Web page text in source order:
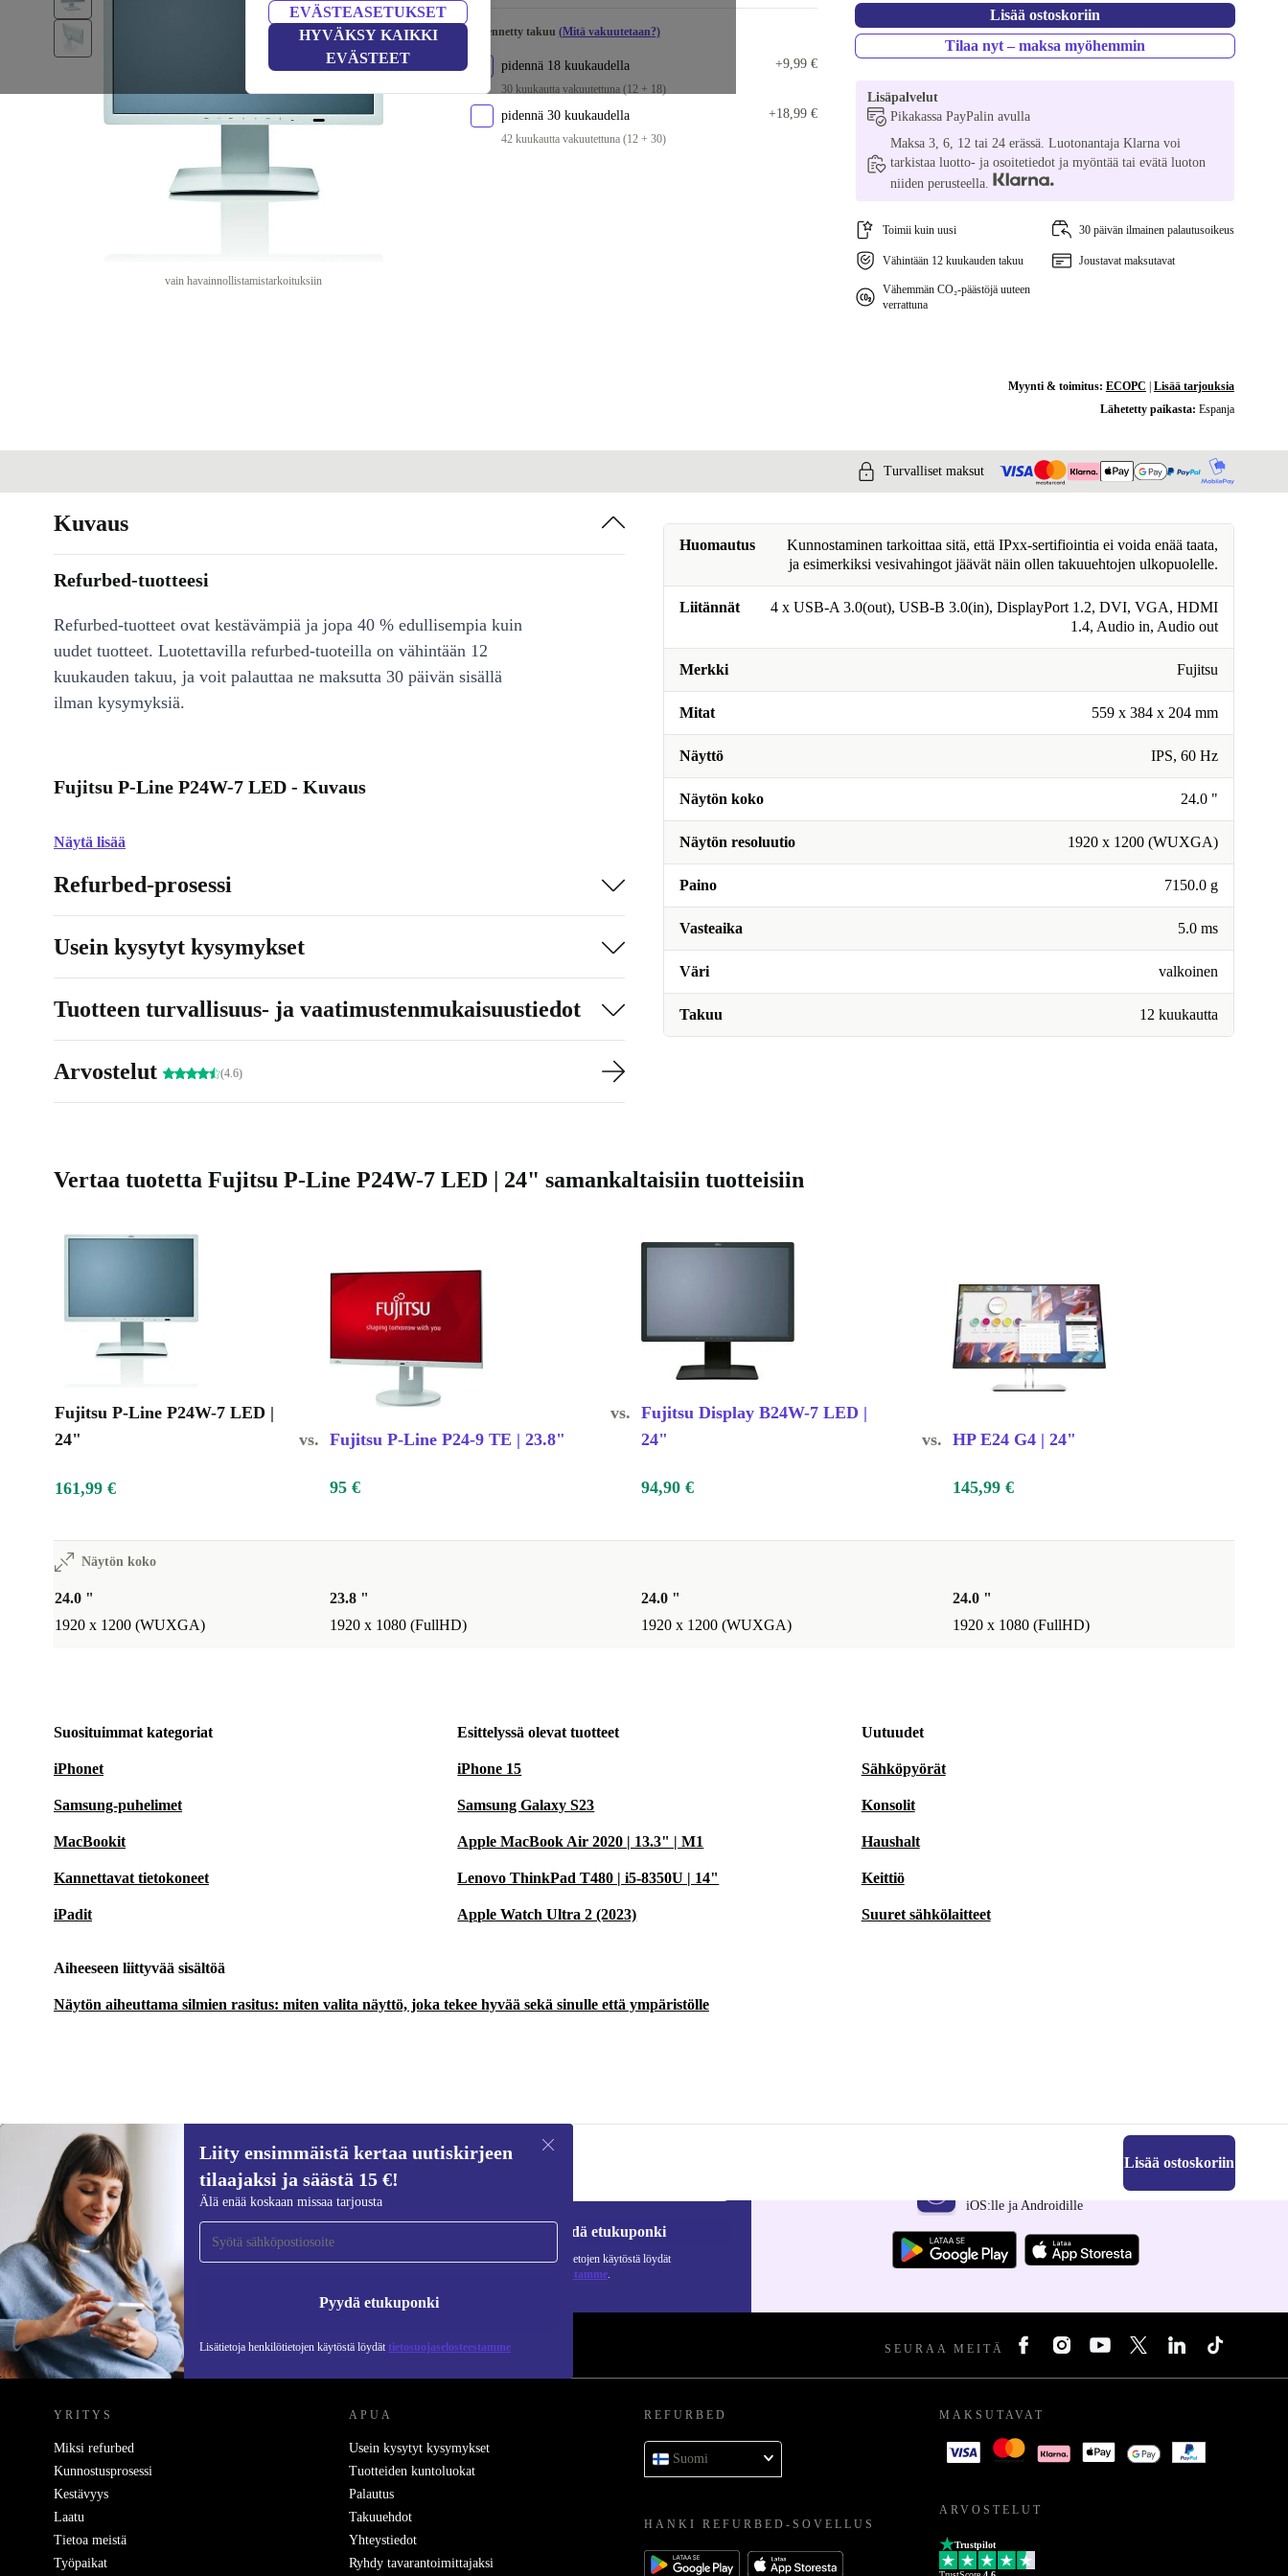
EVÄSTEASETUKSET
HYVÄKSY KAIKKI
EVÄSTEET
vain havainnollistamistarkoituksiin
Pidennetty takuu (Mitä vakuutetaan?)
pidennä 18 kuukaudella
30 kuukautta vakuutettuna (12 + 18)
+9,99 €
pidennä 30 kuukaudella
42 kuukautta vakuutettuna (12 + 30)
+18,99 €
Lisää ostoskoriin
Tilaa nyt – maksa myöhemmin
Lisäpalvelut
Pikakassa PayPalin avulla
Maksa 3, 6, 12 tai 24 erässä. Luotonantaja Klarna voi
tarkistaa luotto- ja osoitetiedot ja myöntää tai evätä luoton
niiden perusteella.
Toimii kuin uusi 30 päivän ilmainen palautusoikeus
Vähintään 12 kuukauden takuu Joustavat maksutavat
Vähemmän CO₂-päästöjä uuteen
verrattuna
Myynti & toimitus: ECOPC
Lisää tarjouksia
Lähetetty paikasta: Espanja
Turvalliset maksut
Huomautus
Kunnostaminen tarkoittaa sitä, että IPxx-sertifiointia ei voida enää taata,
ja esimerkiksi vesivahingot jäävät näin ollen takuuehtojen ulkopuolelle.
Liitännät
4 x USB-A 3.0(out), USB-B 3.0(in), DisplayPort 1.2, DVI, VGA, HDMI
1.4, Audio in, Audio out
Merkki Fujitsu
Mitat 559 x 384 x 204 mm
Näyttö IPS, 60 Hz
Näytön koko 24.0 "
Näytön resoluutio 1920 x 1200 (WUXGA)
Paino 7150.0 g
Vasteaika 5.0 ms
Väri valkoinen
Takuu 12 kuukautta
Kuvaus
Refurbed-tuotteesi
Refurbed-tuotteet ovat kestävämpiä ja jopa 40 % edullisempia kuin
uudet tuotteet. Luotettavilla refurbed-tuoteilla on vähintään 12
kuukauden takuu, ja voit palauttaa ne maksutta 30 päivän sisällä
ilman kysymyksiä.
Fujitsu P-Line P24W-7 LED - Kuvaus
Näytä lisää
Refurbed-prosessi
Usein kysytyt kysymykset
Tuotteen turvallisuus- ja vaatimustenmukaisuustiedot
Arvostelut (4.6)
Vertaa tuotetta Fujitsu P-Line P24W-7 LED | 24" samankaltaisiin tuotteisiin
Fujitsu P-Line P24W-7 LED |
24"
vs. Fujitsu P-Line P24-9 TE | 23.8"
vs. Fujitsu Display B24W-7 LED |
24"
vs. HP E24 G4 | 24"
161,99 € 95 € 94,90 € 145,99 €
Näytön koko
24.0 "
1920 x 1200 (WUXGA)
23.8 "
1920 x 1080 (FullHD)
24.0 "
1920 x 1200 (WUXGA)
24.0 "
1920 x 1080 (FullHD)
Suosituimmat kategoriat
iPhonet
Samsung-puhelimet
MacBookit
Kannettavat tietokoneet
iPadit
Esittelyssä olevat tuotteet
iPhone 15
Samsung Galaxy S23
Apple MacBook Air 2020 | 13.3" | M1
Lenovo ThinkPad T480 | i5-8350U | 14"
Apple Watch Ultra 2 (2023)
Uutuudet
Sähköpyörät
Konsolit
Haushalt
Keittiö
Suuret sähkölaitteet
Aiheeseen liittyvää sisältöä
Näytön aiheuttama silmien rasitus: miten valita näyttö, joka tekee hyvää sekä sinulle että ympäristölle
161,99 € Lisää ostoskoriin
Liity ensimmäistä kertaa uutiskirjeen
tilaajaksi ja säästä 15 €!
Älä enää koskaan missaa tarjousta
Pyydä etukuponki
Lisätietoja henkilötietojen käytöstä löydät tietosuojaselosteestamme
Liity ensimmäistä kertaa uutiskirjeen
tilaajaksi ja säästä 15 €!
Älä missaa enää yhtäkään tarjousta.
Pyydä etukuponki
Lisätietoja henkilötietojen käytöstä löydät
tietosuojaselosteestamme.
iOS:lle ja Androidille
REFURBED SUOMI - RETHINK NEW. SEURAA MEITÄ
YRITYS
Miksi refurbed
Kunnostusprosessi
Kestävyys
Laatu
Tietoa meistä
Työpaikat
APUA
Usein kysytyt kysymykset
Tuotteiden kuntoluokat
Palautus
Takuuehdot
Yhteystiedot
Ryhdy tavarantoimittajaksi
REFURBED
Suomi
HANKI REFURBED-SOVELLUS
MAKSUTAVAT
ARVOSTELUT
Trustpilot